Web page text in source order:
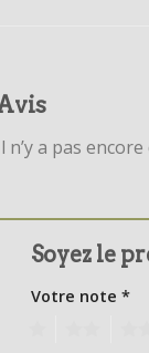
n’y a pas encore
Soyez le
Votre note *